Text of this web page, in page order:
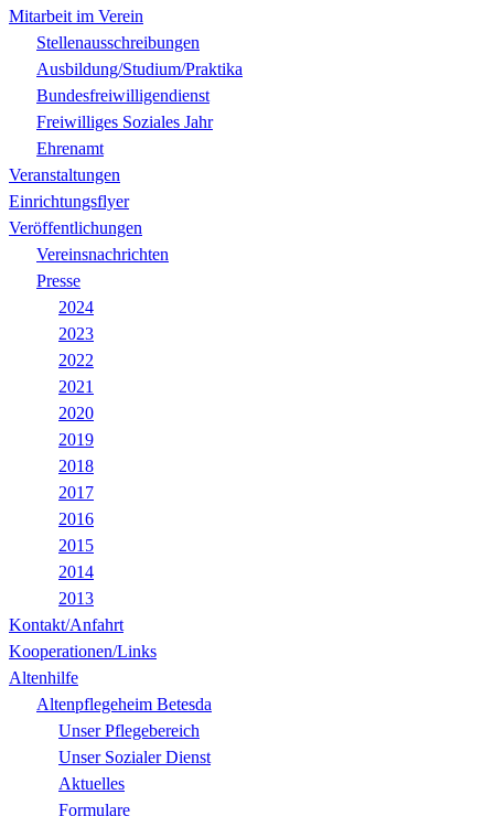
Mitarbeit im Verein
Stellenausschreibungen
Ausbildung/Studium/Praktika
Bundesfreiwilligendienst
Freiwilliges Soziales Jahr
Ehrenamt
Veranstaltungen
Einrichtungsflyer
Veröffentlichungen
Vereinsnachrichten
Presse
2024
2023
2022
2021
2020
2019
2018
2017
2016
2015
2014
2013
Kontakt/Anfahrt
Kooperationen/Links
Altenhilfe
Altenpflegeheim Betesda
Unser Pflegebereich
Unser Sozialer Dienst
Aktuelles
Formulare